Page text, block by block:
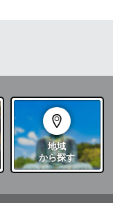
地域
から探す